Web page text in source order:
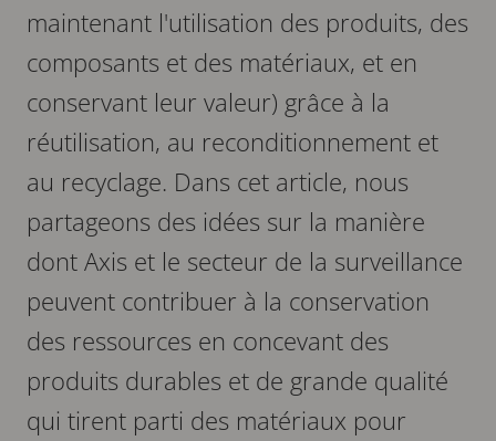
maintenant l'utilisation des produits, des
composants et des matériaux, et en
conservant leur valeur) grâce à la
réutilisation, au reconditionnement et
au recyclage. Dans cet article, nous
partageons des idées sur la manière
dont Axis et le secteur de la surveillance
peuvent contribuer à la conservation
des ressources en concevant des
produits durables et de grande qualité
qui tirent parti des matériaux pour